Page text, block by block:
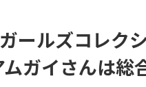
ールズコレク
ムガイさんは総